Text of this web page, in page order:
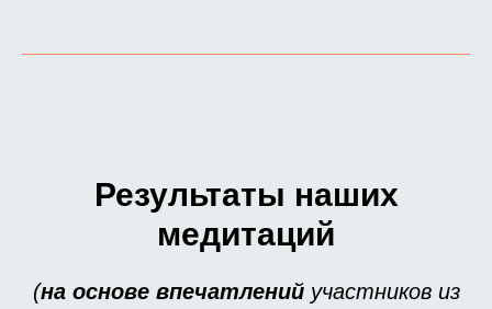
Результаты наших
медитаций
(на основе впечатленийучастников из